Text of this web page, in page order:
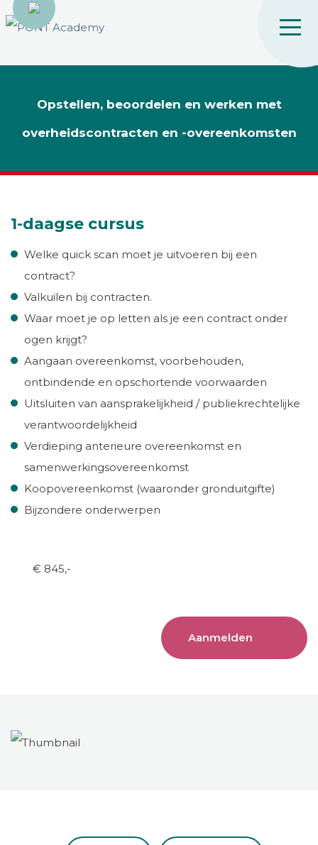
Opstellen, beoordelen en werken met
overheidscontracten en -overeenkomsten
1-daagse cursus
Welke quick scan moet je uitvoeren bij een
contract?
Valkuilen bij contracten.
Waar moet je op letten als je een contract onder
ogen krijgt?
Aangaan overeenkomst, voorbehouden,
ontbindende en opschortende voorwaarden
Uitsluiten van aansprakelijkheid / publiekrechtelijke
verantwoordelijkheid
Verdieping anterieure overeenkomst en
samenwerkingsovereenkomst
Koopovereenkomst (waaronder gronduitgifte)
Bijzondere onderwerpen
€ 845,-
Aanmelden